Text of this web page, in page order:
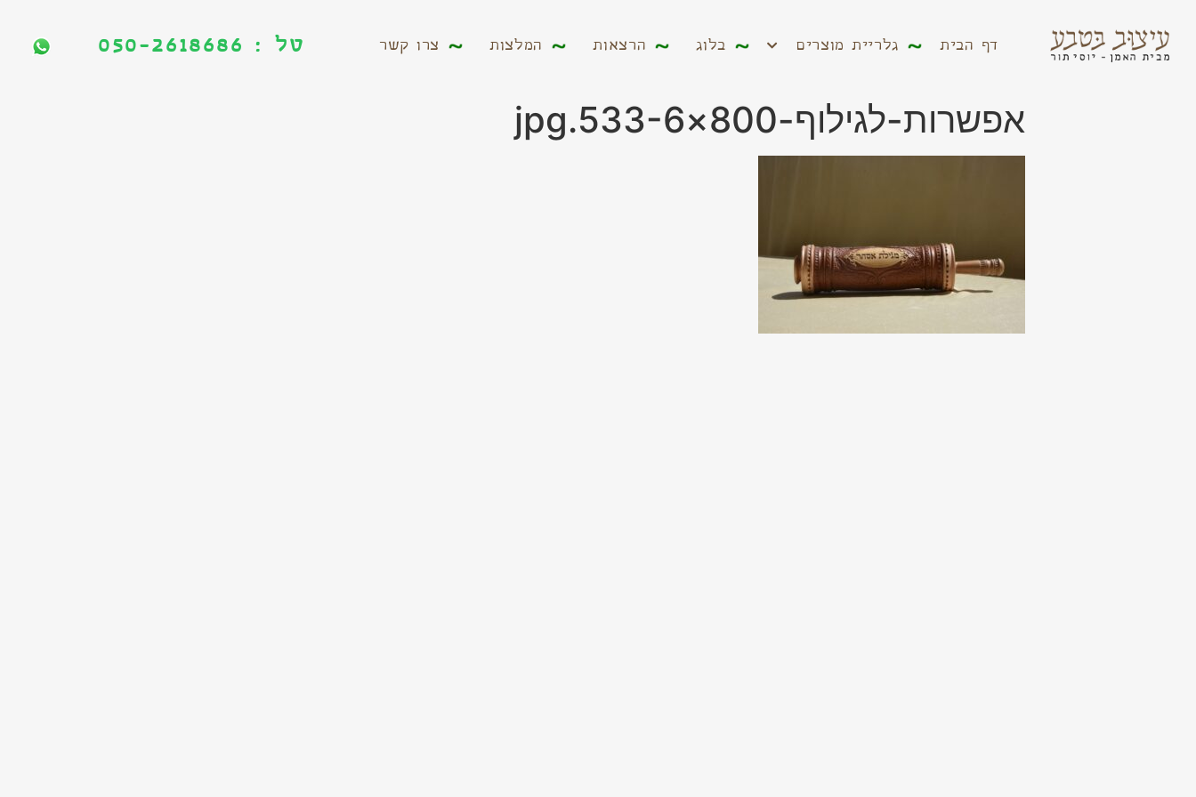
דף הבית גלריית מוצרים בלוג הרצאות המלצות צרו קשר טל : 050-2618686 דף הבית גלריית מוצרים בלוג הרצאות המלצות צרו קשר טל : 050-2618686
אפשרות-לגילוף-800×533-6.jpg